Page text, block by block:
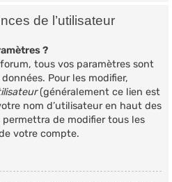
de l’utilisateur
?
tous vos paramètres sont
Pour les modifier,
(généralement ce lien est
nom d’utilisateur en haut des
de modifier tous les
votre compte.